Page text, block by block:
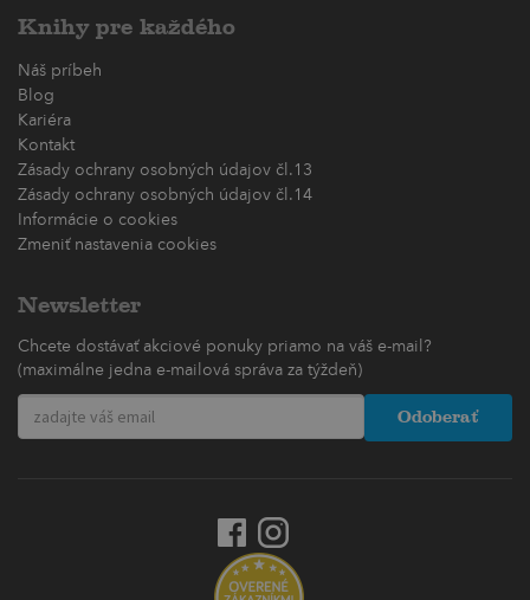
Knihy pre každého
Náš príbeh
Blog
Kariéra
Kontakt
Zásady ochrany osobných údajov čl.13
Zásady ochrany osobných údajov čl.14
Informácie o cookies
Zmeniť nastavenia cookies
Newsletter
Chcete dostávať akciové ponuky priamo na váš e-mail?
(maximálne jedna e-mailová správa za týždeň)
Odoberať